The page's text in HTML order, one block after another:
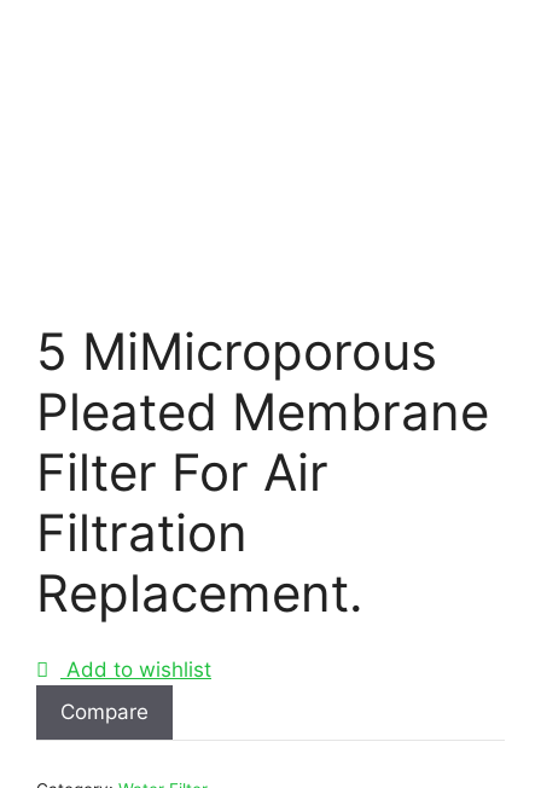
5 MiMicroporous
Pleated Membrane
Filter For Air
Filtration
Replacement.
Add to wishlist
Compare